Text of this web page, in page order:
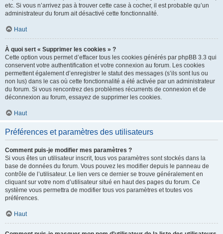
etc. Si vous n’arrivez pas à trouver cette case à cocher, il est probable qu’un
administrateur du forum ait désactivé cette fonctionnalité.
Haut
À quoi sert « Supprimer les cookies » ?
Cette option vous permet d’effacer tous les cookies générés par phpBB 3.3 qui
conservent votre authentification et votre connexion au forum. Les cookies
permettent également d’enregistrer le statut des messages (s’ils sont lus ou
non lus) dans le cas où cette fonctionnalité a été activée par un administrateur
du forum. Si vous rencontrez des problèmes récurrents de connexion et de
déconnexion au forum, essayez de supprimer les cookies.
Haut
Préférences et paramètres des utilisateurs
Comment puis-je modifier mes paramètres ?
Si vous êtes un utilisateur inscrit, tous vos paramètres sont stockés dans la
base de données du forum. Vous pouvez les modifier depuis le panneau de
contrôle de l’utilisateur. Le lien vers ce dernier se trouve généralement en
cliquant sur votre nom d’utilisateur situé en haut des pages du forum. Ce
système vous permettra de modifier tous vos paramètres et toutes vos
préférences.
Haut